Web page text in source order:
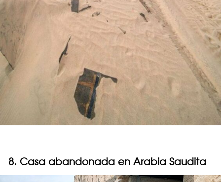
8. Casa abandonada en Arabia Saudita